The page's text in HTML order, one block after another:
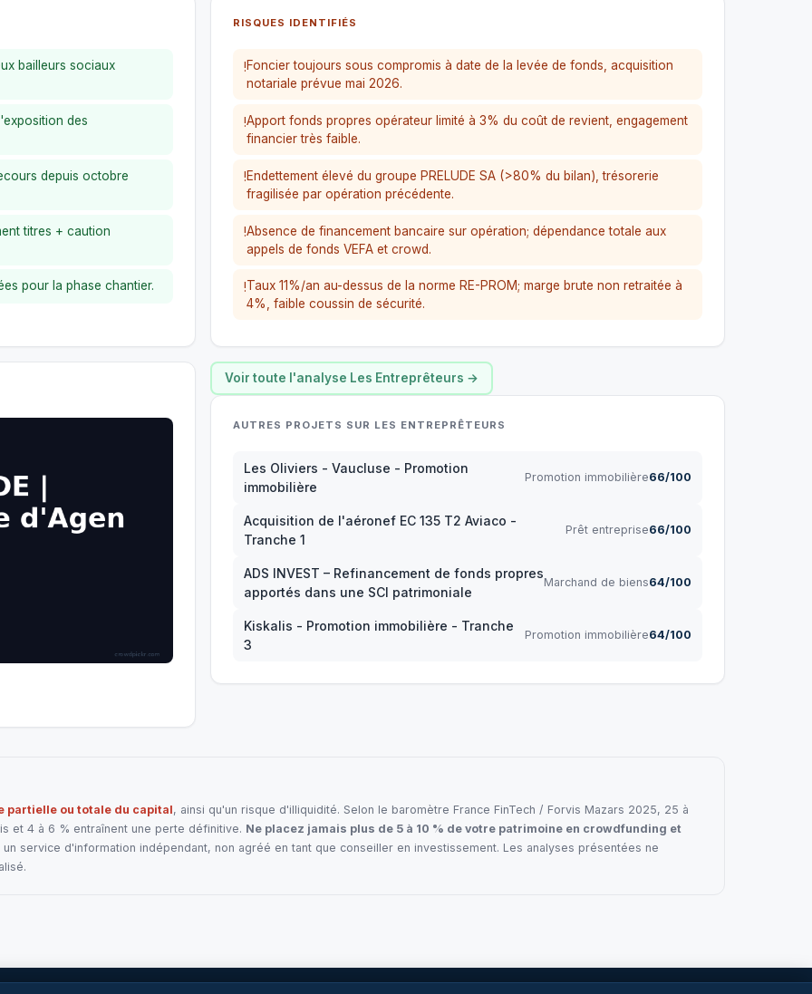
bailleurs sociaux
des
depuis octobre
titres + caution
pour la phase chantier.
RISQUES IDENTIFIÉS
!Foncier toujours sous compromis à date de la levée de fonds, acquisition
notariale prévue mai 2026.
!Apport fonds propres opérateur limité à 3% du coût de revient, engagement
financier très faible.
!Endettement élevé du groupe PRELUDE SA (>80% du bilan), trésorerie
fragilisée par opération précédente.
!Absence de financement bancaire sur opération; dépendance totale aux
appels de fonds VEFA et crowd.
!Taux 11%/an au-dessus de la norme RE-PROM; marge brute non retraitée à
4%, faible coussin de sécurité.
Voir toute l'analyse Les Entreprêteurs →
AUTRES PROJETS SUR LES ENTREPRÊTEURS
Les Oliviers - Vaucluse - Promotion
immobilière
Promotion immobilière66/100
Acquisition de l'aéronef EC 135 T2 Aviaco -
Tranche 1
Prêt entreprise66/100
ADS INVEST – Refinancement de fonds propres
apportés dans une SCI patrimoniale
Marchand de biens64/100
Kiskalis - Promotion immobilière - Tranche
3
Promotion immobilière64/100
partielle ou totale du capital, ainsi qu'un risque d'illiquidité. Selon le baromètre France FinTech / Forvis Mazars 2025, 25 à
et 4 à 6 % entraînent une perte définitive. Ne placez jamais plus de 5 à 10 % de votre patrimoine en crowdfunding et
service d'information indépendant, non agréé en tant que conseiller en investissement. Les analyses présentées ne